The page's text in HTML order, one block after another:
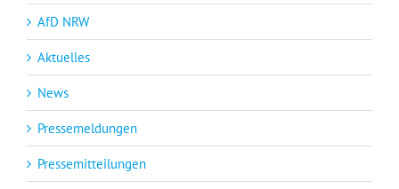
AfD NRW
Aktuelles
News
Pressemeldungen
Pressemitteilungen